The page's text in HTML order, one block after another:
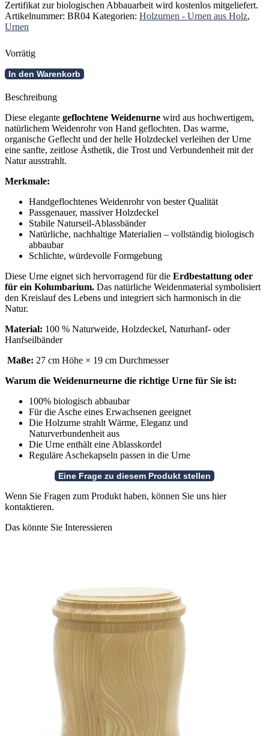
Zertifikat zur biologischen Abbauarbeit wird kostenlos mitgeliefert.
Artikelnummer: BR04 Kategorien: Holzurnen - Urnen aus Holz,
Urnen
Vorrätig
Geflochtene
mit
Menge
In den Warenkorb
Beschreibung
Diese elegante geflochtene Weidenurne wird aus hochwertigem,
natürlichem Weidenrohr von Hand geflochten. Das warme,
organische Geflecht und der helle Holzdeckel verleihen der Urne
eine sanfte, zeitlose Ästhetik, die Trost und Verbundenheit mit der
Natur ausstrahlt.
Merkmale:
Handgeflochtenes Weidenrohr von bester Qualität
Passgenauer, massiver Holzdeckel
Stabile Naturseil-Ablassbänder
Natürliche, nachhaltige Materialien – vollständig biologisch
abbaubar
Schlichte, würdevolle Formgebung
Diese Urne eignet sich hervorragend für die Erdbestattung oder
für ein Kolumbarium. Das natürliche Weidenmaterial symbolisiert
den Kreislauf des Lebens und integriert sich harmonisch in die
Natur.
Material: 100 % Naturweide, Holzdeckel, Naturhanf- oder
Hanfseilbänder
Maße: 27 cm Höhe × 19 cm Durchmesser
Warum die Weidenurneurne die richtige Urne für Sie ist:
100% biologisch abbaubar
Für die Asche eines Erwachsenen geeignet
Die Holzurne strahlt Wärme, Eleganz und
Naturverbundenheit aus
Die Urne enthält eine Ablasskordel
Reguläre Aschekapseln passen in die Urne
Wenn Sie Fragen zum Produkt haben, können Sie uns hier
kontaktieren.
Das könnte Sie Interessieren